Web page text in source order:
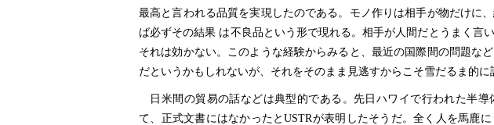
最高と言われる品質を実現したのである。モノ作りは相手が物だけに
ば必ずその結果 は不良品という形で現れる。相手が人間だとうまく言
それは効かない。このような経験からみると、最近の国際間の問題な
だというかもしれないが、それをそのまま見逃すからこそ雪だるま的に
日米間の貿易の話などは典型的である。先日ハワイで行われた半導
て、正式文書にはなかったとUSTRが表明したそうだ。全く人を馬鹿